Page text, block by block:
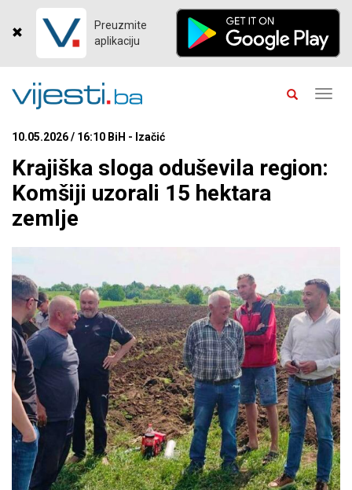
Preuzmite
aplikaciju
10.05.2026 / 16:10 BiH - Izačić
Krajiška sloga oduševila region:
Komšiji uzorali 15 hektara
zemlje